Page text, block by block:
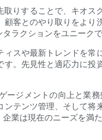
りすることで、キオ
客とのやり取りをよ
ラクションをユニーク
スや最新トレンドを
。先見性と適応力に
ジメントの向上と業
テンツ管理、そして
業は現在のニーズを満